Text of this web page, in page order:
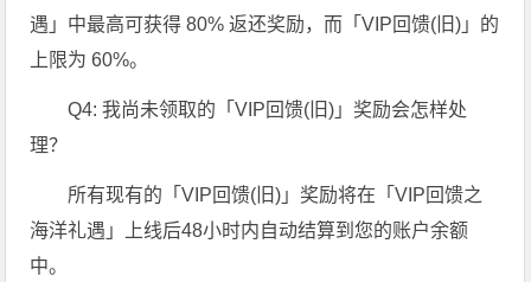
遇」中最高可获得 80% 返还奖励，而「VIP回馈(旧)」的
上限为 60%。
Q4: 我尚未领取的「VIP回馈(旧)」奖励会怎样处
理？
所有现有的「VIP回馈(旧)」奖励将在「VIP回馈之
海洋礼遇」上线后48小时内自动结算到您的账户余额
中。